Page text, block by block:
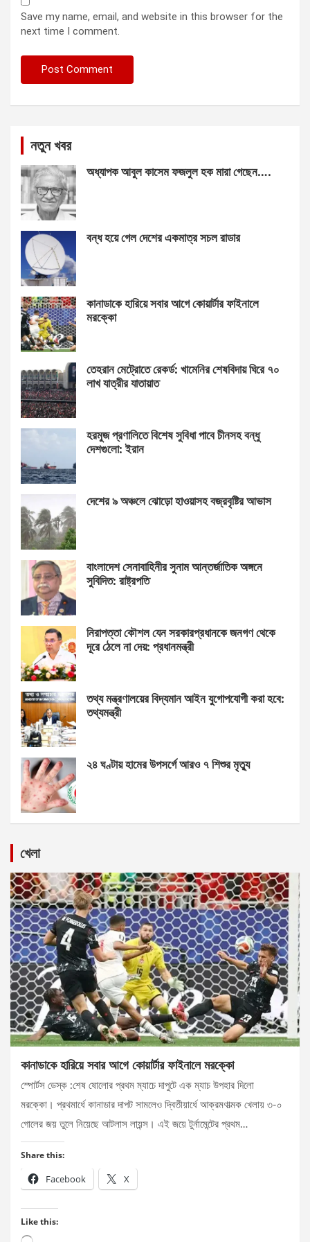
Save my name, email, and website in this browser for the
next time I comment.
নতুন খবর
অধ্যাপক আবুল কাসেম ফজলুল হক মারা গেছেন….
বন্ধ হয়ে গেল দেশের একমাত্র সচল রাডার
কানাডাকে হারিয়ে সবার আগে কোয়ার্টার ফাইনালে
মরক্কো
তেহরান মেট্রোতে রেকর্ড: খামেনির শেষবিদায় ঘিরে ৭০
লাখ যাত্রীর যাতায়াত
হরমুজ প্রণালিতে বিশেষ সুবিধা পাবে চীনসহ বন্ধু
দেশগুলো: ইরান
দেশের ৯ অঞ্চলে ঝোড়ো হাওয়াসহ বজ্রবৃষ্টির আভাস
বাংলাদেশ সেনাবাহিনীর সুনাম আন্তর্জাতিক অঙ্গনে
সুবিদিত: রাষ্ট্রপতি
নিরাপত্তা কৌশল যেন সরকারপ্রধানকে জনগণ থেকে
দূরে ঠেলে না দেয়: প্রধানমন্ত্রী
তথ্য মন্ত্রণালয়ের বিদ্যমান আইন যুগোপযোগী করা হবে:
তথ্যমন্ত্রী
২৪ ঘণ্টায় হামের উপসর্গে আরও ৭ শিশুর মৃত্যু
খেলা
কানাডাকে হারিয়ে সবার আগে কোয়ার্টার ফাইনালে মরক্কো
স্পোর্টস ডেস্ক :শেষ ষোলোর প্রথম ম্যাচে দাপুটে এক ম্যাচ উপহার দিলো
মরক্কো। প্রথমার্ধে কানাডার দাপট সামলেও দ্বিতীয়ার্ধে আক্রমণাত্মক খেলায় ৩-০
গোলের জয় তুলে নিয়েছে আটলাস লায়ন্স। এই জয়ে টুর্নামেন্টের প্রথম…
Share this:
Facebook X
Like this:
Loading…